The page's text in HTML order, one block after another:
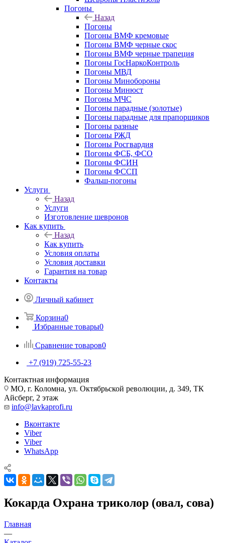
Погоны
Назад
Погоны
Погоны ВМФ кремовые
Погоны ВМФ черные скос
Погоны ВМФ черные трапеция
Погоны ГосНаркоКонтроль
Погоны МВД
Погоны Минобороны
Погоны Минюст
Погоны МЧС
Погоны парадные (золотые)
Погоны парадные для прапорщиков
Погоны разные
Погоны РЖД
Погоны Росгвардия
Погоны ФСБ, ФСО
Погоны ФСИН
Погоны ФССП
Фальш-погоны
Услуги
Назад
Услуги
Изготовление шевронов
Как купить
Назад
Как купить
Условия оплаты
Условия доставки
Гарантия на товар
Контакты
Личный кабинет
Корзина0
Избранные товары0
Сравнение товаров0
+7 (919) 725-55-23
Контактная информация
МО, г. Коломна, ул. Октябрьской революции, д. 349, ТК
Айсберг, 2 этаж
info@lavkaprofi.ru
Вконтакте
Viber
Viber
WhatsApp
Кокарда Охрана триколор (овал, сова)
Главная
—